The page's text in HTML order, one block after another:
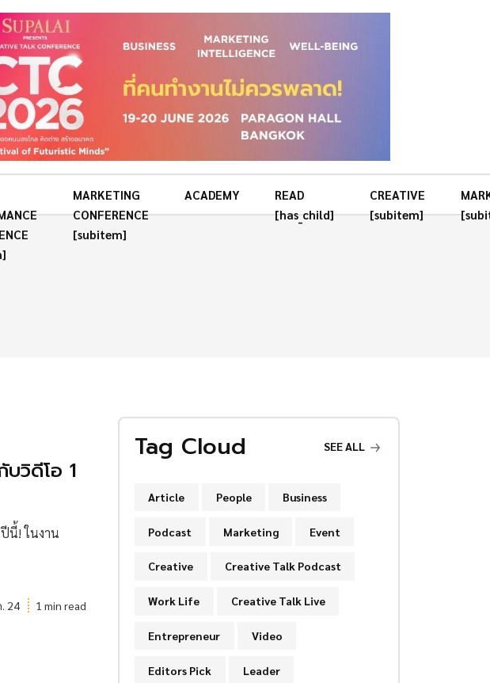
MARKETING
CONFERENCE
[subitem]
ACADEMY
READ
[has_child]
CREATIVE
[subitem]
วิดีโอ 1
นี้! ในงาน
24 1 min read
Tag Cloud SEE ALL
Article People Business
Podcast Marketing Event
Creative Creative Talk Podcast
Work Life Creative Talk Live
Entrepreneur Video
Editors Pick Leader